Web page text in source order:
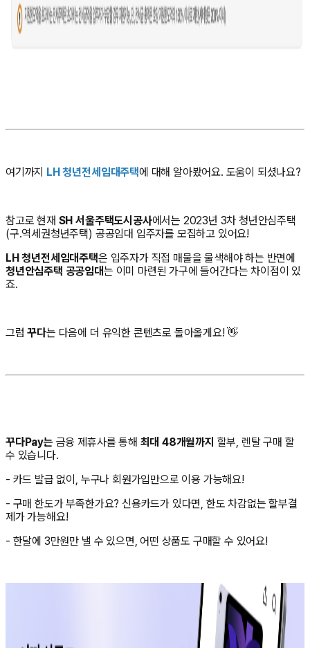
여기까지 LH 청년전세임대주택에 대해 알아봤어요. 도움이 되셨나요?
참고로 현재 SH 서울주택도시공사에서는 2023년 3차 청년안심주택
(구.역세권청년주택) 공공임대 입주자를 모집하고 있어요!
LH 청년전세임대주택은 입주자가 직접 매물을 물색해야 하는 반면에
청년안심주택 공공임대는 이미 마련된 가구에 들어간다는 차이점이 있
죠.
그럼꾸다는 다음에 더 유익한 콘텐츠로 돌아올게요! 👋
꾸다Pay는 금융 제휴사를 통해 최대 48개월까지 할부, 렌탈 구매 할
수 있습니다.
- 카드 발급 없이, 누구나 회원가입만으로 이용 가능해요!
- 구매 한도가 부족한가요? 신용카드가 있다면, 한도 차감없는 할부결
제가 가능해요!
- 한달에 3만원만 낼 수 있으면, 어떤 상품도 구매할 수 있어요!